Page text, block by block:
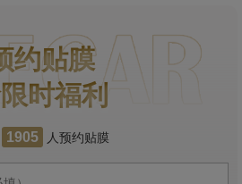
约贴膜
时福利
1905 人预约贴膜